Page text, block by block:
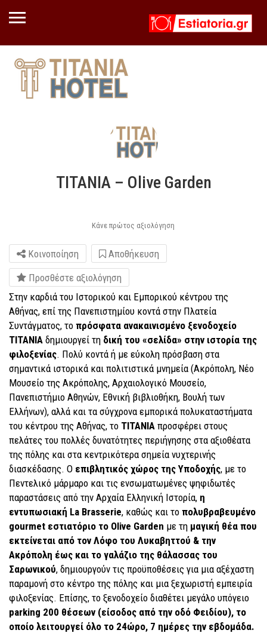
TITANIA – Olive Garden
Κάνε πρώτος αξιολόγηση
Κοινοποίηση
Αποθήκευση
Προσθέστε αξιολόγηση
Στην καρδιά του Ιστορικού και Εμπορικού κέντρου της
Αθήνας, επί της Πανεπιστημίου κοντά στην Πλατεία
Συντάγματος, το πρόσφατα ανακαινισμένο ξενοδοχείο
ΤΙΤΑΝΙΑ δημιουργεί τη δική του «σελίδα» στην ιστορία της
φιλοξενίας. Πολύ κοντά ή με εύκολη πρόσβαση στα
σημαντικά ιστορικά και πολιτιστικά μνημεία (Ακρόπολη, Νέο
Μουσείο της Ακρόπολης, Αρχαιολογικό Μουσείο,
Πανεπιστήμιο Αθηνών, Εθνική βιβλιοθήκη, Βουλή των
Ελλήνων), αλλά και τα σύγχρονα εμπορικά πολυκαταστήματα
του κέντρου της Αθήνας, το ΤΙΤΑΝΙΑ προσφέρει στους
πελάτες του πολλές δυνατότητες περιήγησης στα αξιοθέατα
της πόλης και στα κεντρικότερα σημεία νυχτερινής
διασκέδασης. Ο επιβλητικός χώρος της Υποδοχής, με το
Πεντελικό μάρμαρο και τις ενσωματωμένες ψηφιδωτές
παραστάσεις από την Αρχαία Ελληνική Ιστορία, η
εντυπωσιακή La Brasserie, καθώς και το πολυβραβευμένο
gourmet εστιατόριο το Οlive Garden με τη μαγική θέα που
εκτείνεται από τον Λόφο του Λυκαβηττού & την
Ακρόπολη έως και το γαλάζιο της θάλασσας του
Σαρωνικού, δημιουργούν τις προϋποθέσεις για μια αξέχαστη
παραμονή στο κέντρο της πόλης και μια ξεχωριστή εμπειρία
φιλοξενίας. Επίσης, το ξενοδοχείο διαθέτει μεγάλο υπόγειο
parking 200 θέσεων (είσοδος από την οδό Φειδίου), το
οποίο λειτουργεί όλο το 24ώρο, 7 ημέρες την εβδομάδα.